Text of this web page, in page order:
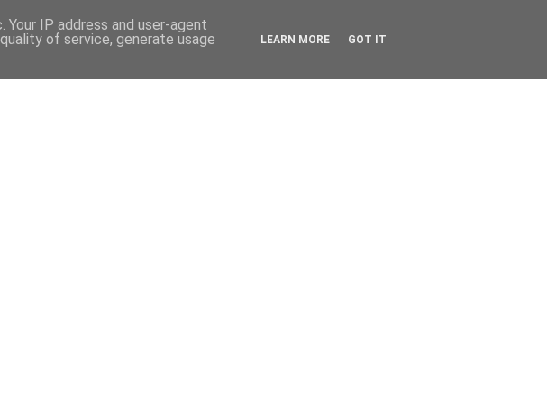
IP address and user-agent
of service, generate usage
LEARN MORE GOT IT